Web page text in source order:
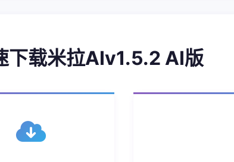
下载米拉AIv1.5.2 AI版